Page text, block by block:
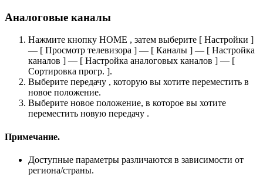
Аналоговые каналы
Нажмите кнопку HOME , затем выберите [ Настройки ]
— [ Просмотр телевизора ] — [ Каналы ] — [ Настройка
каналов ] — [ Настройка аналоговых каналов ] — [
Сортировка прогр. ].
Выберите передачу , которую вы хотите переместить в
новое положение.
Выберите новое положение, в которое вы хотите
переместить новую передачу .
Примечание.
Доступные параметры различаются в зависимости от
региона/страны.